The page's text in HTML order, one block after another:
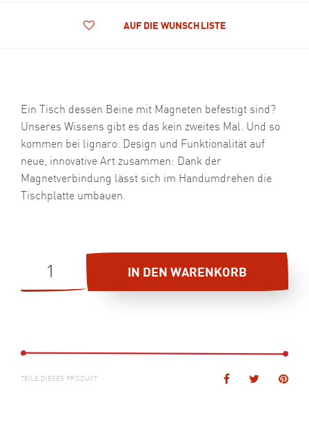
AUF DIE WUNSCHLISTE
Ein Tisch dessen Beine mit Magneten befestigt sind?
Unseres Wissens gibt es das kein zweites Mal. Und so
kommen bei lignaro. Design und Funktionalität auf
neue, innovative Art zusammen: Dank der
Magnetverbindung lässt sich im Handumdrehen die
Tischplatte umbauen.
KLASSIK
IN DEN WARENKORB
TEILE DIESES PRODUKT